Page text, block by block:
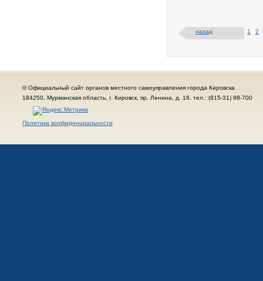
назад 1 2
© Официальный сайт органов местного самоуправления города Кировска
184250, Мурманская область, г. Кировск, пр. Ленина, д. 16, тел.: (815-31) 98-700
Политика конфиденциальности